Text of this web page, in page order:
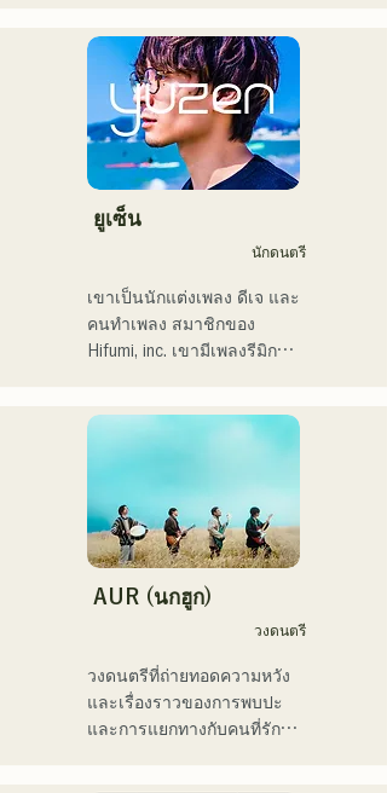
2022
・เพลงต้นฉบับของฉัน
"Pudding" จะถูกใช้เป็นเพลง
เปิดของสถานีวิทยุ KBC ในปี
2024
ฉันมีกำหนดขึ้นแสดงในงาน
Charity Musicthon ที่
Daimaru Passage Plaza ใน
วันที่ 24 ธันวาคม 2024
กุโอกะ กับแทมในชื่อ
MAVRIQ (เดิมชื่อ MELTY
LOUNGE)
ในปี 2022 เธอเริ่มแสดงเดี่ยว
ในชื่อ Kønny
เธอผสมผสานดนตรีอาร์
แอนด์บียุค 90 และ 2000 ที่มี
ใหม่ เสียงหวานๆ และงาน
ประสานเสียงแนวอาร์แอนด์
บีเป็นครั้งคราวคือเสน่ห์ของ
สนใจกับสไตล์อันล้ำสมัยของ
ยูเซ็น
นักดนตรี
เขาเป็นนักแต่งเพลง ดีเจ และ
คนทำเพลง สมาชิกของ
Hifumi, inc. เขามีเพลงรีมิกซ์
ประเทศ ทักษะการแสดงบน
ยกย่องอย่างสูง
เขาเคยแสดงในงานอีเวนต์
มากมาย รวมถึง "EDP lab
tour" และ "VIRTUAFREAK
@ Shinkiba AGEHA"
AUR (นกฮูก)
วงดนตรี
วงดนตรีที่ถ่ายทอดความหวัง
และเรื่องราวของการพบปะ
และการแยกทางกับคนที่รัก